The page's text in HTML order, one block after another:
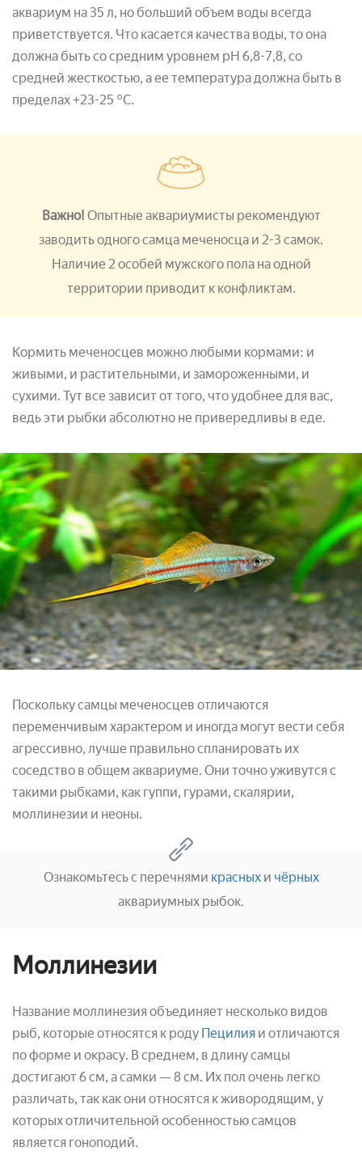
аквариум на 35 л, но больший объем воды всегда
приветствуется. Что касается качества воды, то она
должна быть со средним уровнем pH 6,8-7,8, со
средней жесткостью, а ее температура должна быть в
пределах +23-25 °С.
Важно! Опытные аквариумисты рекомендуют
заводить одного самца меченосца и 2-3 самок.
Наличие 2 особей мужского пола на одной
территории приводит к конфликтам.
Кормить меченосцев можно любыми кормами: и
живыми, и растительными, и замороженными, и
сухими. Тут все зависит от того, что удобнее для вас,
ведь эти рыбки абсолютно не привередливы в еде.
Поскольку самцы меченосцев отличаются
переменчивым характером и иногда могут вести себя
агрессивно, лучше правильно спланировать их
соседство в общем аквариуме. Они точно уживутся с
такими рыбками, как гуппи, гурами, скалярии,
моллинезии и неоны.
Ознакомьтесь с перечнями красныхи чёрных
аквариумных рыбок.
Моллинезии
Название моллинезия объединяет несколько видов
рыб, которые относятся к роду Пецилия и отличаются
по форме и окрасу. В среднем, в длину самцы
достигают 6 см, а самки — 8 см. Их пол очень легко
различать, так как они относятся к живородящим, у
которых отличительной особенностью самцов
является гоноподий.